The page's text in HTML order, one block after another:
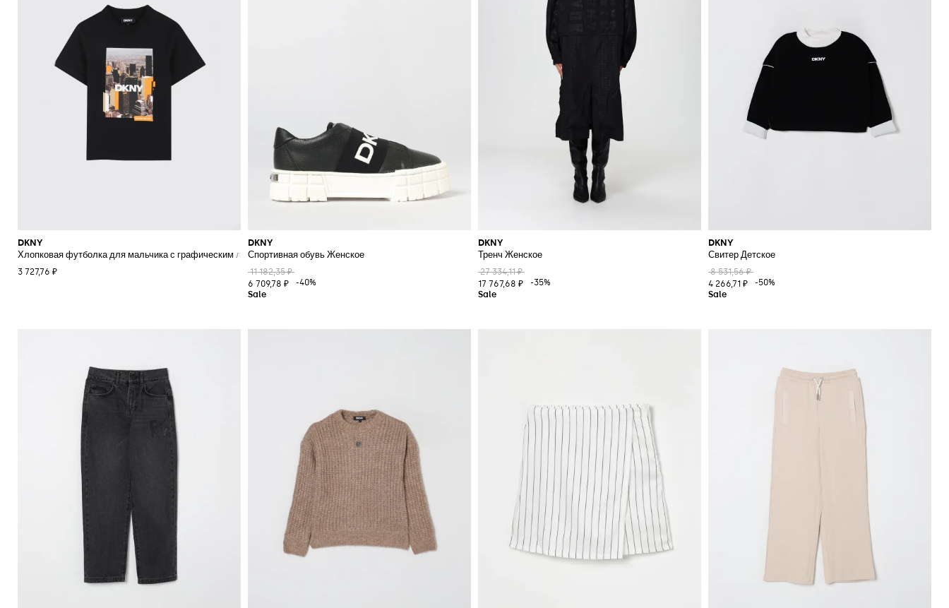
DKNY
Хлопковая футболка для мальчика с графическим логотипом и спущенными плечами
3 727,76 ₽
DKNY
Спортивная обувь Женское
11 182,35 ₽
6 709,78 ₽
-40%
DKNY
Тренч Женское
27 334,11 ₽
17 767,68 ₽
-35%
DKNY
Свитер Детское
8 531,56 ₽
4 266,71 ₽
-50%